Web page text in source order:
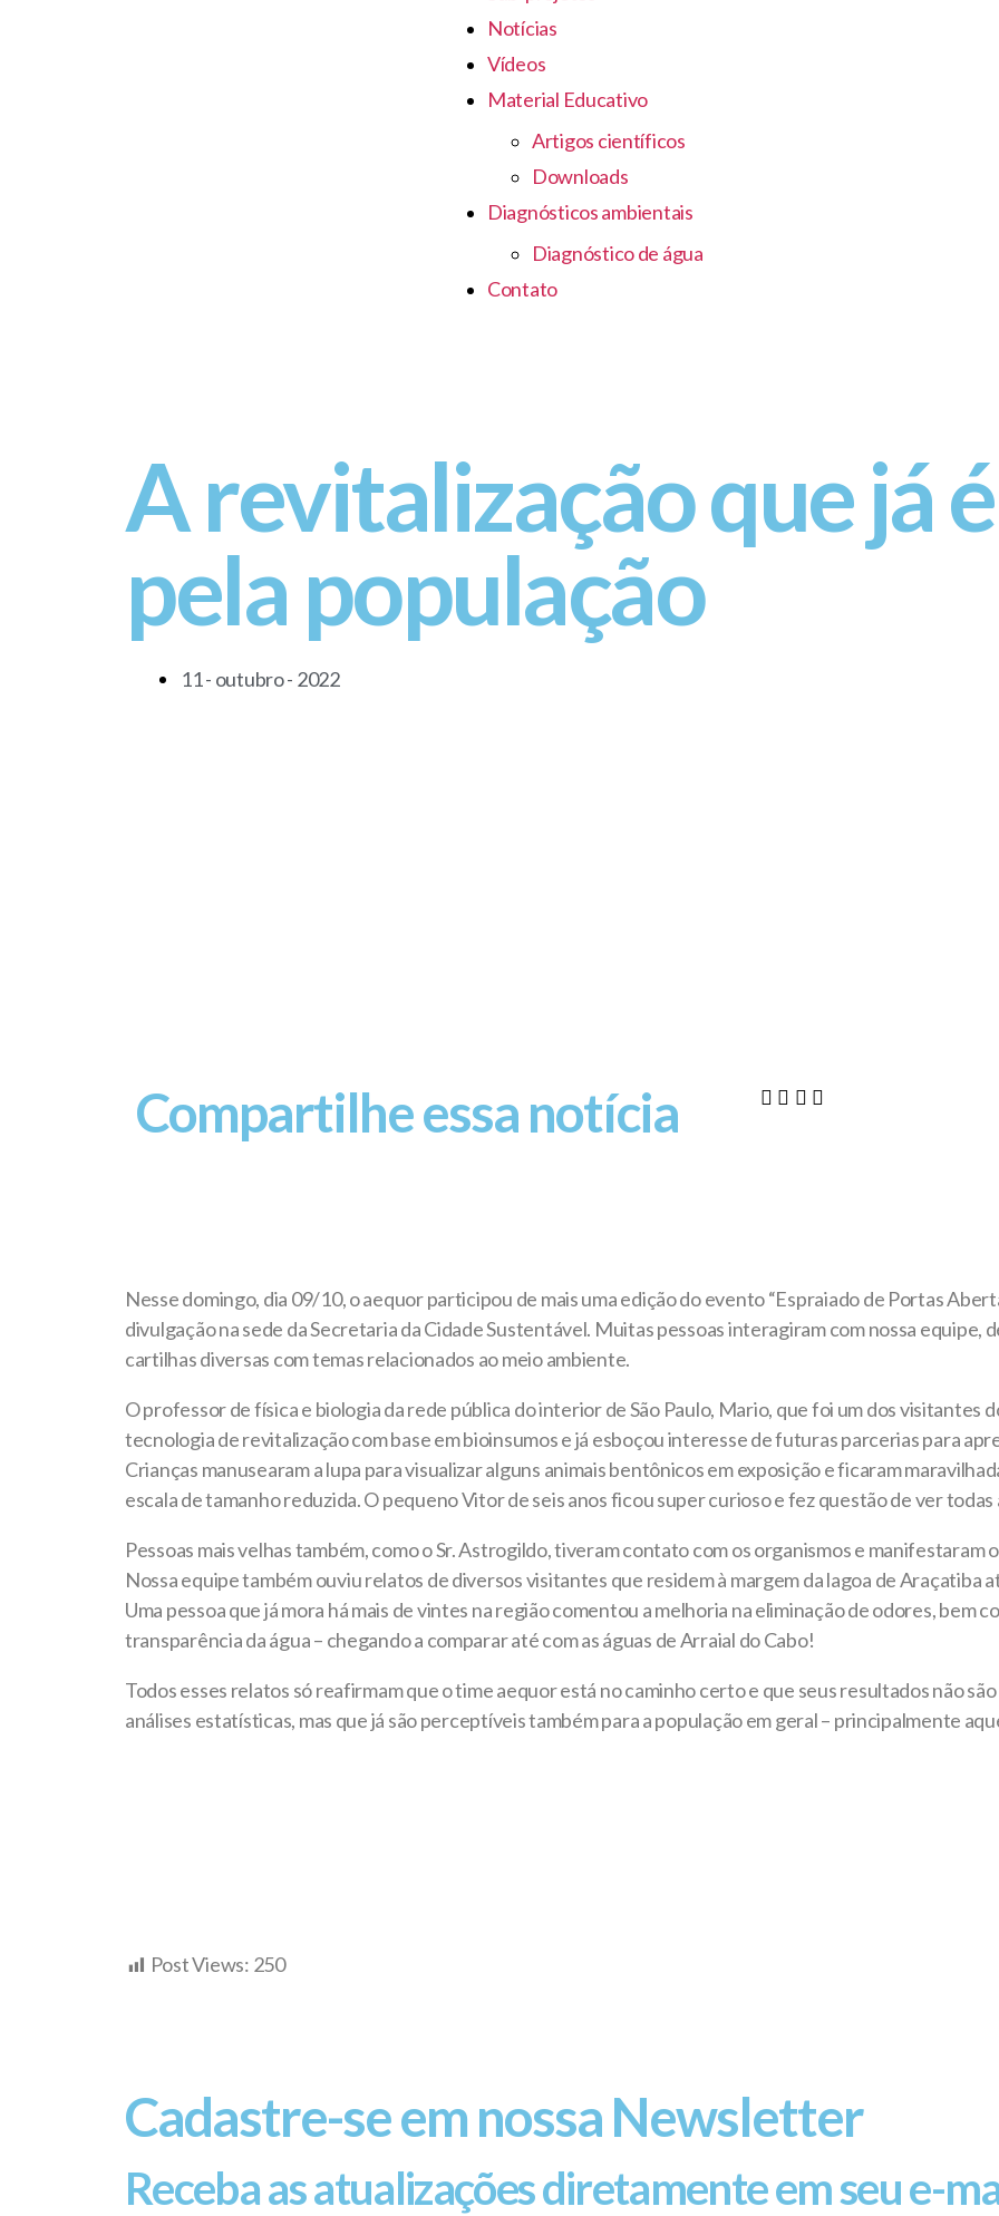
Notícias
Vídeos
Material Educativo
Artigos científicos
Downloads
Diagnósticos ambientais
Diagnóstico de água
Contato
A revitalização que já
pela população
11 - outubro - 2022
Compartilhe essa notícia
Nesse domingo, dia 09/10, o aequor participou de mais uma edição do evento “Espraiado de Portas
divulgação na sede da Secretaria da Cidade Sustentável. Muitas pessoas interagiram com nossa
cartilhas diversas com temas relacionados ao meio ambiente.
O professor de física e biologia da rede pública do interior de São Paulo, Mario, que foi um dos visitantes
tecnologia de revitalização com base em bioinsumos e já esboçou interesse de futuras parcerias para
Crianças manusearam a lupa para visualizar alguns animais bentônicos em exposição e ficaram
escala de tamanho reduzida. O pequeno Vitor de seis anos ficou super curioso e fez questão de ver todas
Pessoas mais velhas também, como o Sr. Astrogildo, tiveram contato com os organismos e manifestaram
Nossa equipe também ouviu relatos de diversos visitantes que residem à margem da lagoa de Araçatiba
Uma pessoa que já mora há mais de vintes na região comentou a melhoria na eliminação de odores, bem
transparência da água – chegando a comparar até com as águas de Arraial do Cabo!
Todos esses relatos só reafirmam que o time aequor está no caminho certo e que seus resultados não
análises estatísticas, mas que já são perceptíveis também para a população em geral – principalmente
Post Views: 250
Cadastre-se em nossa Newsletter
Receba as atualizações diretamente em seu e-